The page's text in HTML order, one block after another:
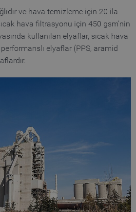
ve hava temizleme için 20 ila
hava filtrasyonu için 450 gsm'nin
kullanılan elyaflar, sıcak hava
elyaflar (PPS, aramid